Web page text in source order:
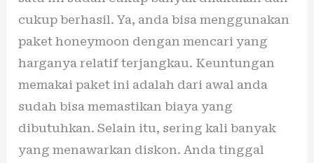
cukup berhasil. Ya, anda bisa menggunakan
paket honeymoon dengan mencari yang
harganya relatif terjangkau. Keuntungan
memakai paket ini adalah dari awal anda
sudah bisa memastikan biaya yang
dibutuhkan. Selain itu, sering kali banyak
yang menawarkan diskon. Anda tinggal